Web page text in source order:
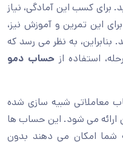
برای کسب این آمادگی، نیاز
این تمرین و آموزش نیز،
بنابراین، به نظر می رسد که
استفاده ازحساب دمو
معاملاتی شبیه سازی شده
ارائه می شود. این حساب ها
شما امکان می دهند بدون